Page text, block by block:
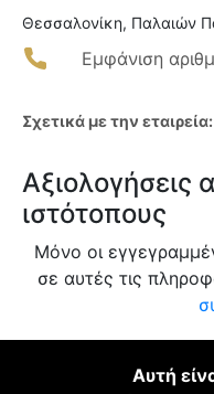
Θεσσαλονίκη, Παλαιών
Εμφάνιση
Σχετικά με την εταιρεία:
Αξιολογήσεις
ιστότοπους
Μόνο οι
σε αυτές τις
Αυτή